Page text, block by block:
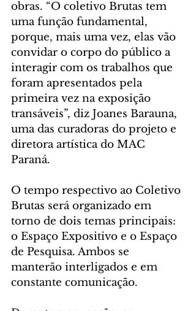
obras. “O coletivo Brutas tem
uma função fundamental,
porque, mais uma vez, elas vão
convidar o corpo do público a
interagir com os trabalhos que
foram apresentados pela
primeira vez na exposição
transáveis”, diz Joanes Barauna,
uma das curadoras do projeto e
diretora artística do MAC
Paraná.
O tempo respectivo ao Coletivo
Brutas será organizado em
torno de dois temas principais:
o Espaço Expositivo e o Espaço
de Pesquisa. Ambos se
manterão interligados e em
constante comunicação.